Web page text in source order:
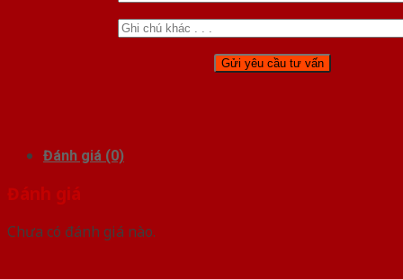
Đánh giá (0)
Đánh giá
Chưa có đánh giá nào.